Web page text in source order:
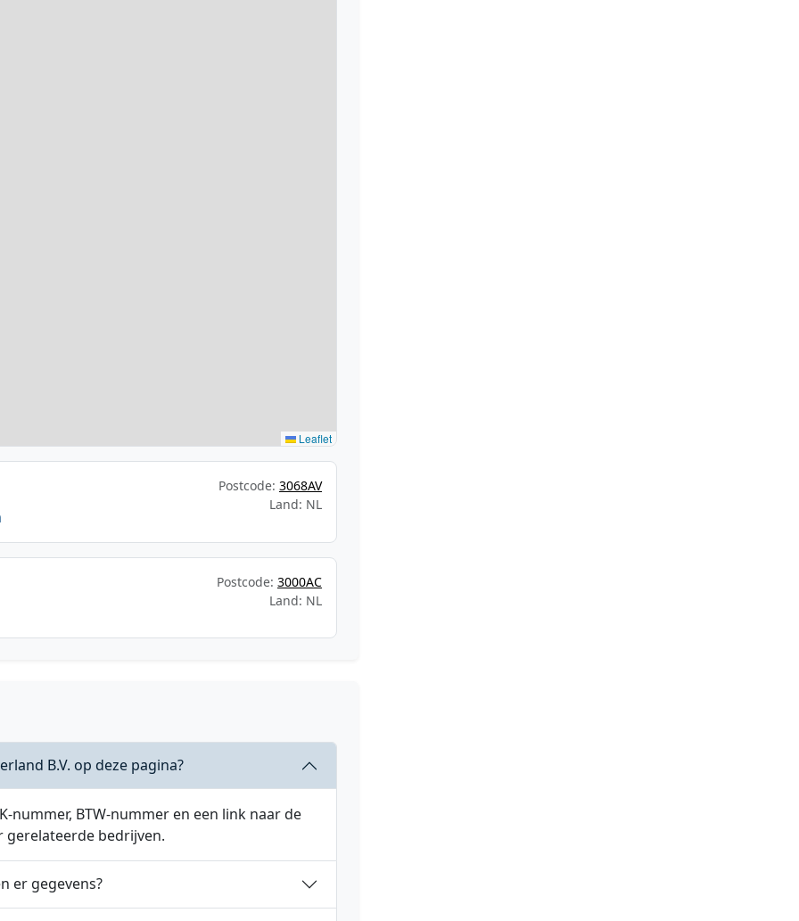
Leaflet
Postcode: 3068AV
Land: NL
Postcode: 3000AC
Land: NL
B.V. op deze pagina?
nummer, BTW-nummer en een link naar de
gerelateerde bedrijven.
er gegevens?